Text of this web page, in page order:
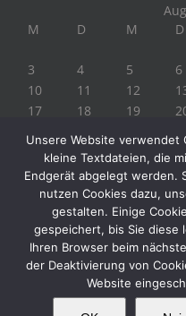
M
D M D
3
4 5 6
10
11 12
17
18 19
« Juli
Copyright 2019 Biogärtner
Unsere Website verwendet
kleine Textdateien, die
Endgerät abgelegt werden.
nutzen Cookies dazu,
gestalten. Einige
gespeichert, bis Sie diese
Ihren Browser beim
der Deaktivierung von
Website